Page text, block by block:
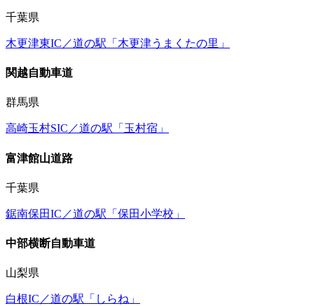
千葉県
木更津東IC／道の駅「木更津うまくたの里」
関越自動車道
群馬県
高崎玉村SIC／道の駅「玉村宿」
富津館山道路
千葉県
鋸南保田IC／道の駅「保田小学校」
中部横断自動車道
山梨県
白根IC／道の駅「しらね」